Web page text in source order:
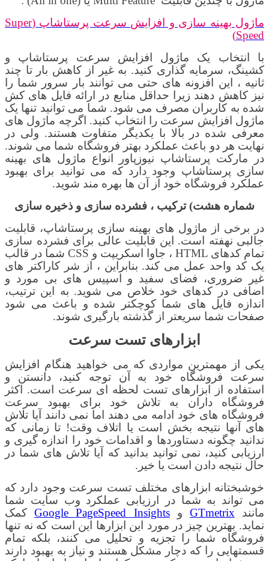
ماژول بهینه سازی و افزایش سرعت پرستاشاپ (Super
Speed
)
​​با انتخاب یک ماژول افزایش سرعت پرستاشاپ و
کشینگ، سرمایه گذاری کنید. به غیر از کاهش بار تا چند
ثانیه ، این افزونه های حتی می توانند بار سرور شما را
نیز کاهش دهند زیرا حداقل منابع در ارائه فایل های کش
شده به کاربران مصرف می شود. شما می توانید تنها یک
ماژول افزایش سرعت را انتخاب کنید. اگرچه ماژول های
معرفی شده در بالا با یکدیگر متفاوت هستند. ولی در
نهایت هر دو باعث عملکرد بهتر فروشگاه شما می شوند.
در مارکت پرستاشاپ نیوزپاور انواع ماژول های بهینه
سازی پرستاشاپ وجود دارد که می توانید برای بهبود
عملکرد فروشگاه خود از آن ها بهره مند شوید.
شماره هشت) ترکیب ، فشرده سازی و ذخیره سازی
در برخی از ماژول های بهینه سازی پرستاشاپ، قابلیت
جالبی نهفته است. این قابلیت عالی برای فشرده سازی
تمام کدهای HTML ، جاوا اسکریپت و CSS شما در قالب
یک کد واحد عمل می کند. بنابراین ، از شر کاراکتر های
غیر ضروری، فضای سفید و اسپیس های بی مورد و
اضافی در کدهای خود خلاص می شوید. به این ترتیب،
اندازه فایل های شما کوچکتر شده و باعث می شود
صفحات شما سریعتر از گذشته بارگیری شوند.
ابزارهای تست سرعت
یکی از مهمترین مواردی که می خواهید هنگام افزایش
سرعت فروشگاه خود به آن توجه کنید، دانستن و
استفاده از ابزارهای تست لحظه ای سرعت است. اکثر
فروشگاه داران به تلاش خود برای بهبود سرعت
فروشگاه های خود ادامه می دهند اما نمی دانند آیا تلاش
های آنها نتیجه بخش است یا اتلاف وقت! تا زمانی که
ندانید چگونه دستاوردها و اقدامات خود را اندازه گیری و
ارزیابی کنید، نمی توانید بدانید که آیا تلاش های شما در
حال نتیجه دادن است یا خیر .
خوشبختانه ابزارهای مختلف تست سرعت وجود دارد که
می تواند به شما در ارزیابی عملکرد وب سایت شما
مانند
GTmetrix و Google PageSpeed ​​Insights کمک
نماید. بهترین چیز در مورد این ابزارها این است که نه تنها
فروشگاه شما را تجزیه و تحلیل می کنند، بلکه تمام
قسمتهایی را که دچار مشکل هستند و نیاز به بهبود دارند